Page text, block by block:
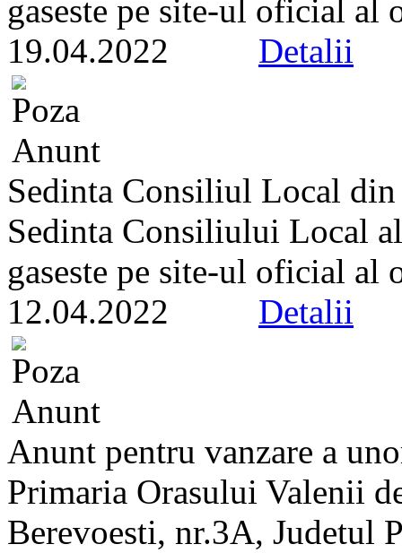
gaseste pe site-ul oficial al
19.04.2022 Detalii
Sedinta Consiliul Local
Sedinta Consiliului Local
gaseste pe site-ul oficial al
12.04.2022 Detalii
Anunt pentru vanzare a
Primaria Orasului Valenii
Berevoesti, nr.3A, Judetul